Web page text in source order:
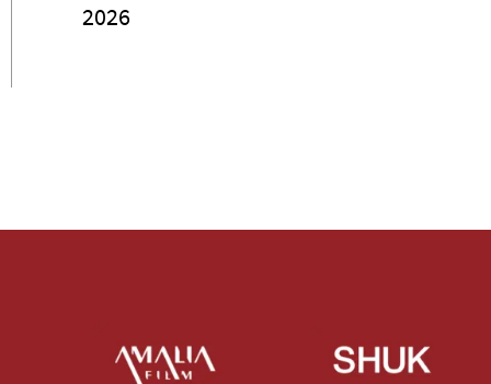
2026